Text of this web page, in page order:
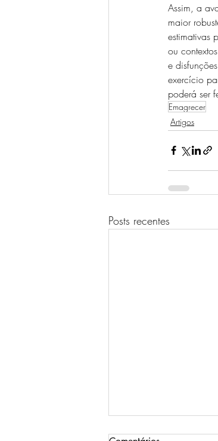
Assim, a
maior
estimativas
ou
e
exercício
poderá ser
Emagrecer
Artigos
Posts recentes